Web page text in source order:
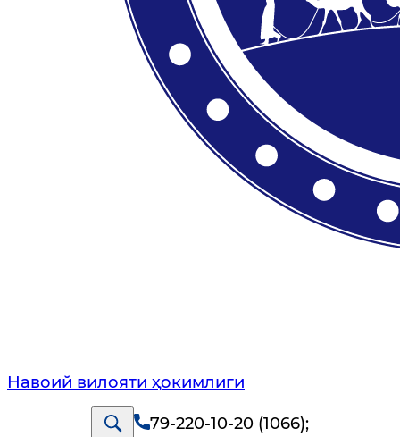
Навоий вилояти ҳокимлиги
79-220-10-20 (1066);